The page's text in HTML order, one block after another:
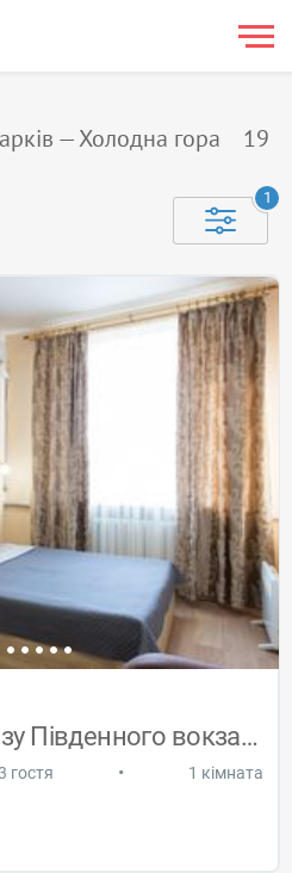
— Холодна гора
19
1
Нова студія поблизу Південного вокзалу
гостя • 1 кімната